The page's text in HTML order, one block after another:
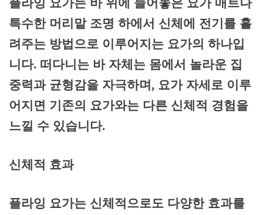
특수한 머리맡 조명 하에서 신체에 전기를 흘
려주는 방법으로 이루어지는 요가의 하나입
니다. 떠다니는 바 자체는 몸에서 놀라운 집
중력과 균형감을 자극하며, 요가 자세로 이루
어지면 기존의 요가와는 다른 신체적 경험을
느낄 수 있습니다.
신체적 효과
플라잉 요가는 신체적으로도 다양한 효과를